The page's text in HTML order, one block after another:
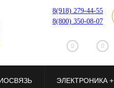
8(918) 279-44-55
8(800) 350-08-07
0 0
ЭЛЕКТРОНИКА +